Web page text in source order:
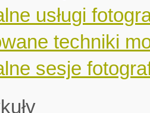
usługi
techniki
sesje